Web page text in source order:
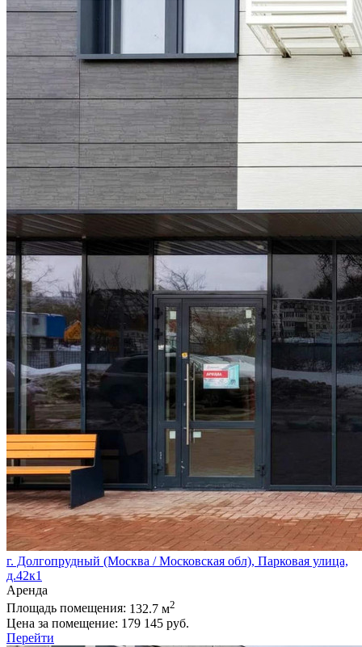
г. Долгопрудный (Москва / Московская обл), Парковая улица,
д.42к1
Аренда
Площадь помещения: 132.7 м2
Цена за помещение: 179 145 руб.
Перейти